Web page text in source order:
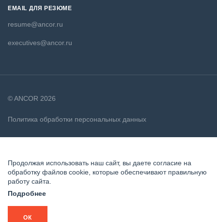
EMAIL ДЛЯ РЕЗЮМЕ
resume@ancor.ru
executives@ancor.ru
© ANCOR 2026
Политика обработки персональных данных
Продолжая использовать наш сайт, вы даете согласие на
обработку файлов cookie, которые обеспечивают правильную
работу сайта.
Подробнее
ОК